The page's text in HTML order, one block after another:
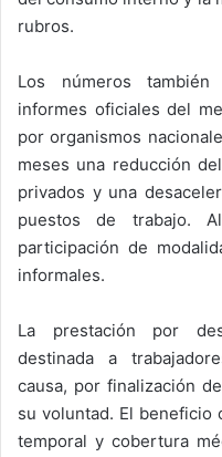
rubros.
Los números
informes oficiales del
por organismos
meses una reducción
privados y una
puestos de trabajo.
participación de
informales.
La prestación por
destinada a
causa, por finalización
su voluntad. El beneficio
temporal y cobertura